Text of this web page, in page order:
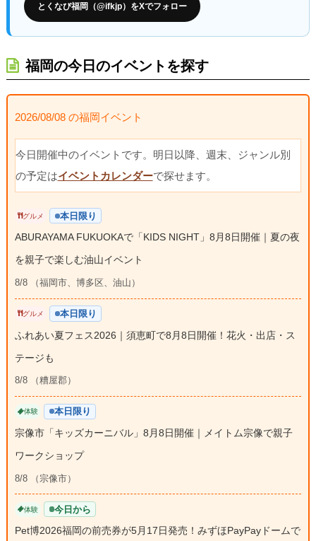
とくなび福岡（@ifkjp）をXでフォロー
福岡の今日のイベントを探す
2026/08/08 の福岡イベント
今日開催中のイベントです。明日以降、週末、ジャンル別
の予定はイベントカレンダーで探せます。
グルメ 本日限り
ABURAYAMA FUKUOKAで「KIDS NIGHT」8月8日開催｜夏の夜
を親子で楽しむ油山イベント
8/8 （福岡市、博多区、油山）
グルメ 本日限り
ふれあい夏フェス2026｜須恵町で8月8日開催！花火・出店・ス
テージも
8/8 （糟屋郡）
体験 本日限り
宗像市「キッズカーニバル」8月8日開催｜メイトム宗像で親子
ワークショップ
8/8 （宗像市）
体験 今日から
Pet博2026福岡の前売券が5月17日発売！みずほPayPayドームで